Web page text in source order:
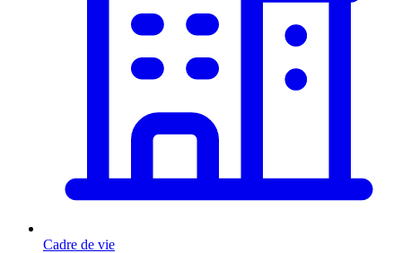
Cadre de vie